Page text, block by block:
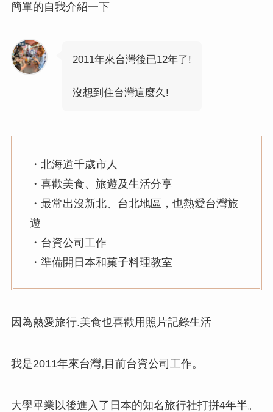
簡單的自我介紹一下
2011年來台灣後已12年了!
沒想到住台灣這麼久!
・北海道千歳市人
・喜歡美食、旅遊及生活分享
・最常出沒新北、台北地區，也熱愛台灣旅
遊
・台資公司工作
・準備開日本和菓子料理教室
因為熱愛旅行.美食也喜歡用照片記錄生活
我是2011年來台灣,目前台資公司工作。
大學畢業以後進入了日本的知名旅行社打拼4年半。